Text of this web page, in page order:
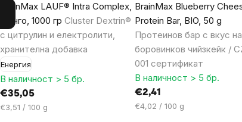
BrainMax LAUF® Intra Complex,
Манго, 1000 гр Cluster Dextrin®
с цитрулин и електролити,
хранителна добавка
Енергия
В наличност > 5 бр.
€35,05
Цена
€3,51 / 100 g
BrainMax Blueberry
Protein Bar, BIO, 50 g
Протеинов бар с вкус на
боровинков чийзкейк /
001 сертификат
В наличност > 5 бр.
€2,41
Цена
€4,02 / 100 g